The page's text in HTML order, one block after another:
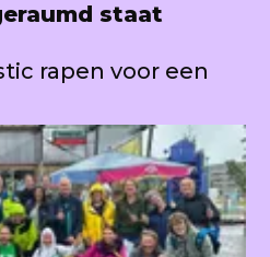
staat
rapen voor een